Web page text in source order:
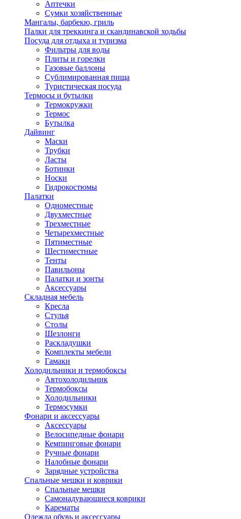
Аптечки
Сумки хозяйственные
Мангалы, барбекю, гриль
Палки для треккинга и скандинавской ходьбы
Посуда для отдыха и туризма
Фильтры для воды
Плиты и горелки
Газовые баллоны
Сублимированная пища
Туристическая посуда
Термосы и бутылки
Термокружки
Термос
Бутылка
Дайвинг
Маски
Трубки
Ласты
Ботинки
Носки
Гидрокостюмы
Палатки
Одноместные
Двухместные
Трехместные
Четырехместные
Пятиместные
Шестиместные
Тенты
Павильоны
Палатки и зонты
Аксессуары
Складная мебель
Кресла
Стулья
Столы
Шезлонги
Раскладушки
Комплекты мебели
Гамаки
Холодильники и термобоксы
Автохолодильник
Термобоксы
Холодильники
Термосумки
Фонари и аксессуары
Аксессуары
Велосипедные фонари
Кемпинговые фонари
Ручные фонари
Налобные фонари
Зарядные устройства
Спальные мешки и коврики
Спальные мешки
Самонадувающиеся коврики
Карематы
Одежда обувь и аксессуары